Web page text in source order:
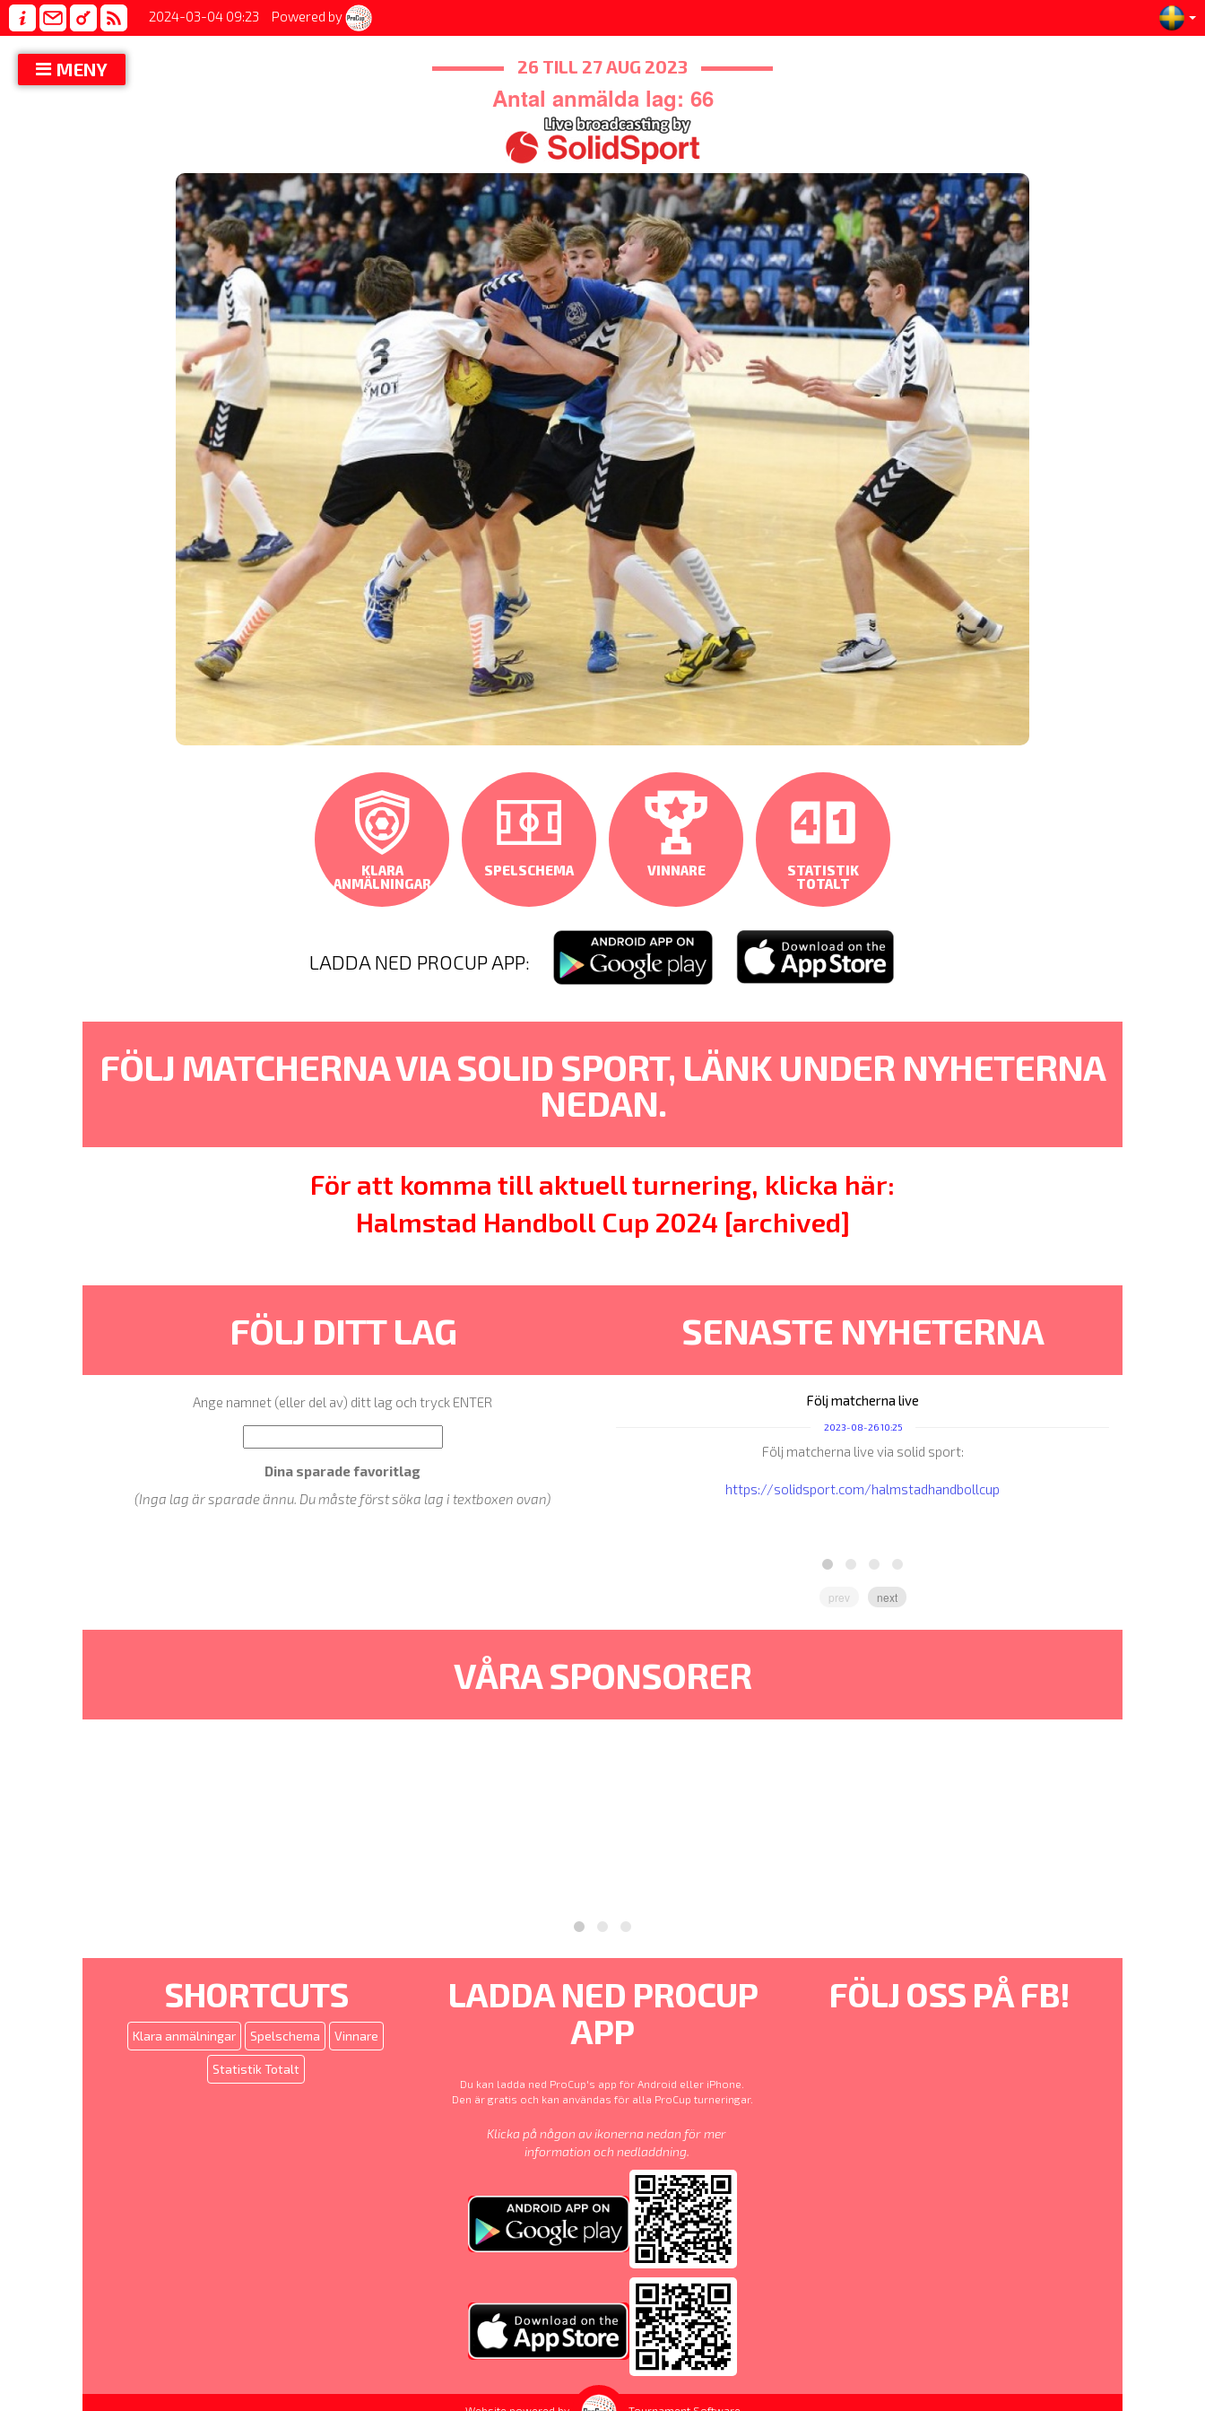
26 TILL 27 AUG 2023
Antal anmälda lag: 66
KLARA
ANMÄLNINGAR
SPELSCHEMA VINNARE
STATISTIK
TOTALT
LADDA NED PROCUP APP:
FÖLJ MATCHERNA VIA SOLID SPORT, LÄNK UNDER NYHETERNA
NEDAN.
För att komma till aktuell turnering, klicka här:
Halmstad Handboll Cup 2024 [archived]
FÖLJ DITT LAG
Ange namnet (eller del av) ditt lag och tryck ENTER
Dina sparade favoritlag
(Inga lag är sparade ännu. Du måste först söka lag i textboxen ovan)
SENASTE NYHETERNA
Följ matcherna live
2023-08-26 10:25
Följ matcherna live via solid sport:
https://solidsport.com/halmstadhandbollcup
prev next
VÅRA SPONSORER
SHORTCUTS
Klara anmälningar Spelschema Vinnare
Statistik Totalt
LADDA NED PROCUP
APP
Du kan ladda ned ProCup's app för Android eller iPhone.
Den är gratis och kan användas för alla ProCup turneringar.
Klicka på någon av ikonerna nedan för mer
information och nedladdning.
FÖLJ OSS PÅ FB!
2024-03-04 09:23 Powered by
MENY